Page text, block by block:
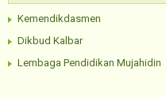
Kemendikdasmen
Dikbud Kalbar
Lembaga Pendidikan Mujahidin